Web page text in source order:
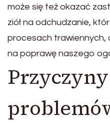
może się też okazać
ziół na odchudzanie,
procesach trawiennych,
na poprawę naszego
Przyczyny